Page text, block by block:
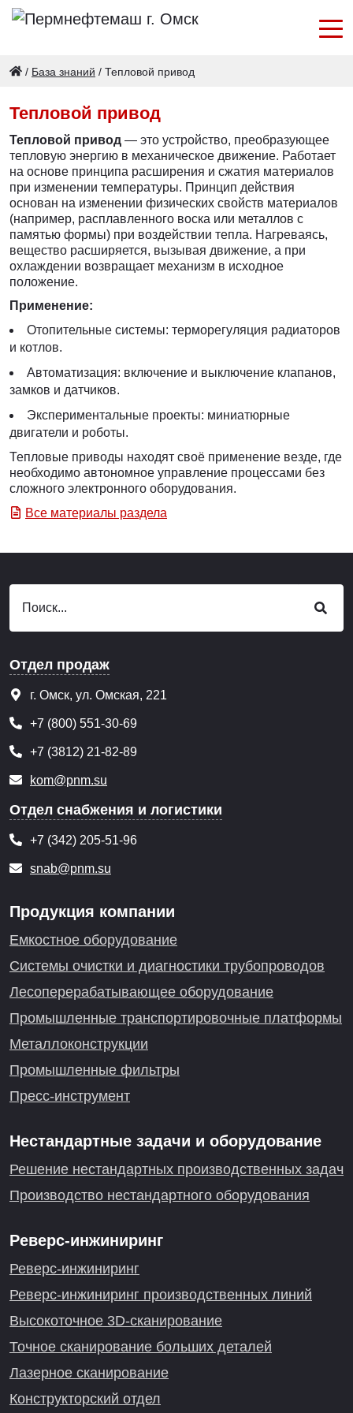
/ База знаний / Тепловой привод
Тепловой привод
Тепловой привод — это устройство, преобразующее
тепловую энергию в механическое движение. Работает
на основе принципа расширения и сжатия материалов
при изменении температуры. Принцип действия
основан на изменении физических свойств материалов
(например, расплавленного воска или металлов с
памятью формы) при воздействии тепла. Нагреваясь,
вещество расширяется, вызывая движение, а при
охлаждении возвращает механизм в исходное
положение.
Применение:
Отопительные системы: терморегуляция радиаторов
и котлов.
Автоматизация: включение и выключение клапанов,
замков и датчиков.
Экспериментальные проекты: миниатюрные
двигатели и роботы.
Тепловые приводы находят своё применение везде, где
необходимо автономное управление процессами без
сложного электронного оборудования.
Все материалы раздела
Отдел продаж
г. Омск, ул. Омская, 221
+7 (800) 551-30-69
+7 (3812) 21-82-89
kom@pnm.su
Отдел снабжения и логистики
+7 (342) 205-51-96
snab@pnm.su
Продукция компании
Емкостное оборудование
Системы очистки и диагностики трубопроводов
Лесоперерабатывающее оборудование
Промышленные транспортировочные платформы
Металлоконструкции
Промышленные фильтры
Пресс-инструмент
Нестандартные задачи и оборудование
Решение нестандартных производственных задач
Производство нестандартного оборудования
Реверс-инжиниринг
Реверс-инжиниринг
Реверс-инжиниринг производственных линий
Высокоточное 3D-сканирование
Точное сканирование больших деталей
Лазерное сканирование
Конструкторский отдел